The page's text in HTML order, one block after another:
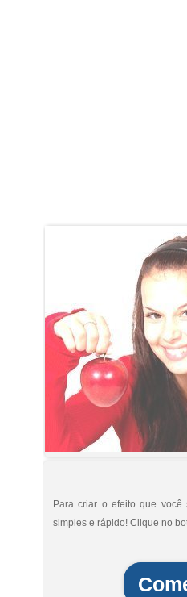
Para criar o efeito que
simples e rápido! Clique no